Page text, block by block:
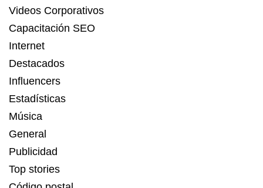
Videos Corporativos
Capacitación SEO
Internet
Destacados
Influencers
Estadísticas
Música
General
Publicidad
Top stories